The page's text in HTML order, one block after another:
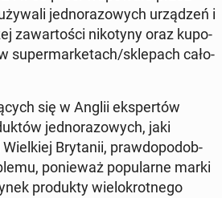
jed­no­ra­zo­wych urzą­dzeń i
za­war­to­ści ni­ko­ty­ny oraz ku­po­
su­per­mar­ke­tach/skle­pach ca­ło­
się w Anglii eks­per­tów
jed­no­ra­zo­wych, jaki
Bry­ta­nii, praw­do­po­dob­
po­nie­waż po­pu­lar­ne marki
pro­duk­ty wie­lo­krot­ne­go